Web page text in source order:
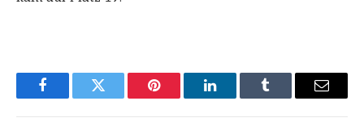
FacebookTwitter Pinterest LinkedInTumblr Email